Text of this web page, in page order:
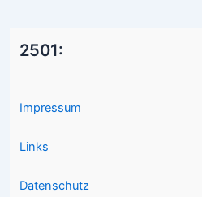
2501:
Impressum
Links
Datenschutz